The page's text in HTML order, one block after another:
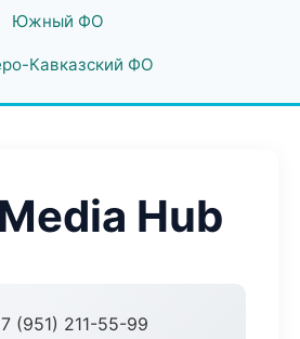
Южный ФО
Кавказский ФО
Hub
(951) 211-55-99